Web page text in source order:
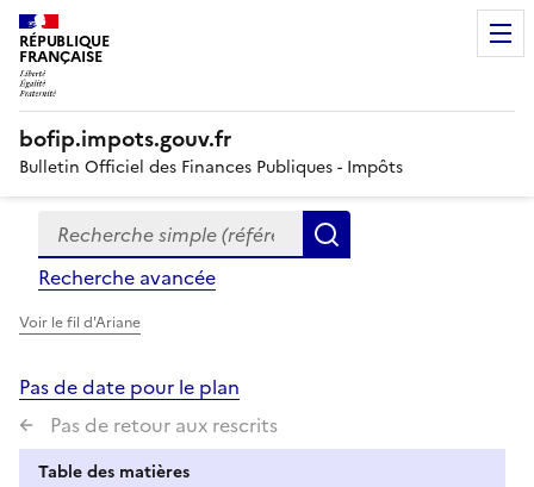
RÉPUBLIQUE
FRANÇAISE
bofip.impots.gouv.fr
Bulletin Officiel des Finances Publiques - Impôts
Formulaire
de
recherche
Recherche simple (références, mots clés, partie du
Recherche avancée
Voir le fil d'Ariane
Pas de date pour le plan
Pas de retour aux rescrits
Table des matières